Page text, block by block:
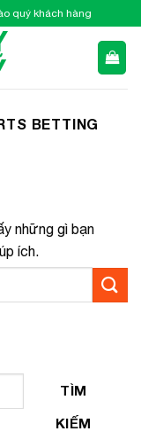
quý khách hàng
BETTING
những gì bạn
ích.
TÌM
KIẾM